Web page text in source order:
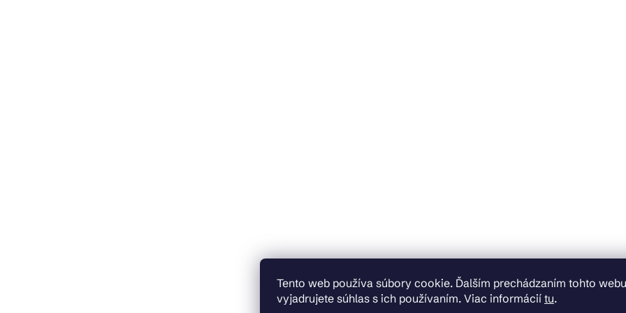
Tento web používa súbory cookie. Ďalším prechádzaním tohto webu
vyjadrujete súhlas s ich používaním. Viac informácií tu.